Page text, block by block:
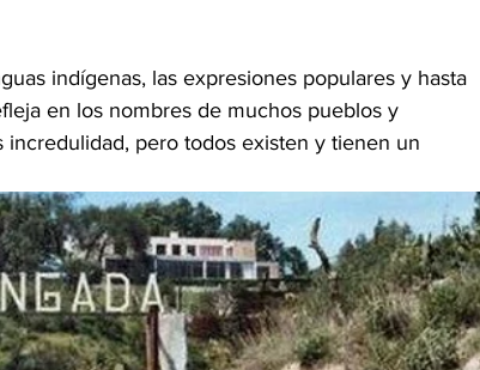
indígenas, las expresiones populares y hasta
en los nombres de muchos pueblos y
pero todos existen y tienen un